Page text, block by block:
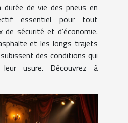
de vie des pneus en
essentiel pour tout
de sécurité et d’économie.
et les longs trajets
des conditions qui
leur usure. Découvrez à